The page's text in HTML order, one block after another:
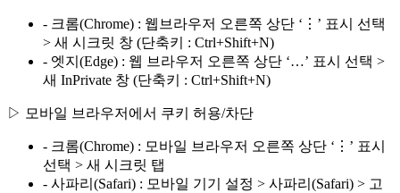
- 크롬(Chrome) : 웹브라우저 오른쪽 상단 ‘⋮’ 표시 선택
> 새 시크릿 창 (단축키 : Ctrl+Shift+N)
- 엣지(Edge) : 웹 브라우저 오른쪽 상단 ‘…’ 표시 선택 >
새 InPrivate 창 (단축키 : Ctrl+Shift+N)
▷ 모바일 브라우저에서 쿠키 허용/차단
- 크롬(Chrome) : 모바일 브라우저 오른쪽 상단 ‘⋮’ 표시
선택 > 새 시크릿 탭
- 사파리(Safari) : 모바일 기기 설정 > 사파리(Safari) > 고